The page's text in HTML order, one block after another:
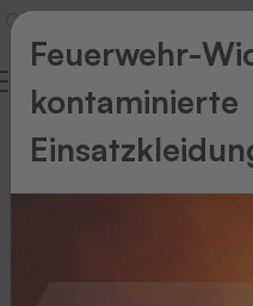
Als
Problemlöser
Feuerwehr-
kontaminierte